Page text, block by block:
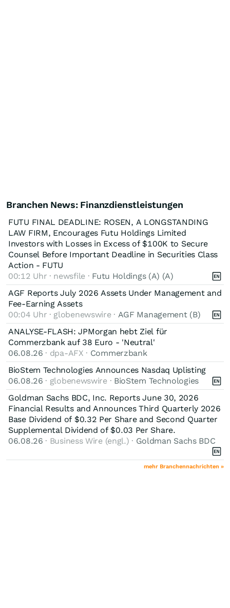
Branchen News: Finanzdienstleistungen
FUTU FINAL DEADLINE: ROSEN, A LONGSTANDING
LAW FIRM, Encourages Futu Holdings Limited
Investors with Losses in Excess of $100K to Secure
Counsel Before Important Deadline in Securities Class
Action - FUTU
00:12 Uhr · newsfile · Futu Holdings (A) (A)
AGF Reports July 2026 Assets Under Management and
Fee-Earning Assets
00:04 Uhr · globenewswire · AGF Management (B)
ANALYSE-FLASH: JPMorgan hebt Ziel für
Commerzbank auf 38 Euro - 'Neutral'
06.08.26 · dpa-AFX · Commerzbank
BioStem Technologies Announces Nasdaq Uplisting
06.08.26 · globenewswire · BioStem Technologies
Goldman Sachs BDC, Inc. Reports June 30, 2026
Financial Results and Announces Third Quarterly 2026
Base Dividend of $0.32 Per Share and Second Quarter
Supplemental Dividend of $0.03 Per Share.
06.08.26 · Business Wire (engl.) · Goldman Sachs BDC
mehr Branchennachrichten »